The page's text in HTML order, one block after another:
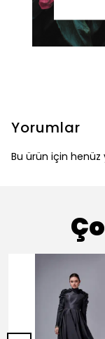
Yorumlar
Bu ürün için henüz